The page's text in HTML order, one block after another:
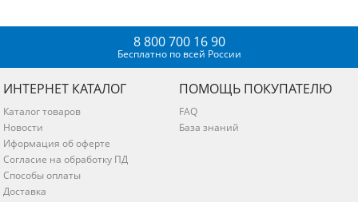
8 800 700 16 90
Бесплатно по всей России
ИНТЕРНЕТ КАТАЛОГ
Каталог товаров
Новости
Иформация об оферте
Согласие на обработку ПД
Способы оплаты
Доставка
ПОМОЩЬ ПОКУПАТЕЛЮ
FAQ
База знаний